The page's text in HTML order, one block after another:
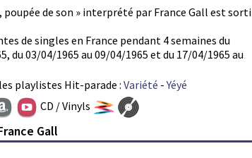
poupée de son » interprété par France Gall est sorti
de singles en France pendant 4 semaines du
du 03/04/1965 au 09/04/1965 et du 17/04/1965 au
playlistes Hit-parade :Variété -Yéyé
CD / Vinyls
Gall